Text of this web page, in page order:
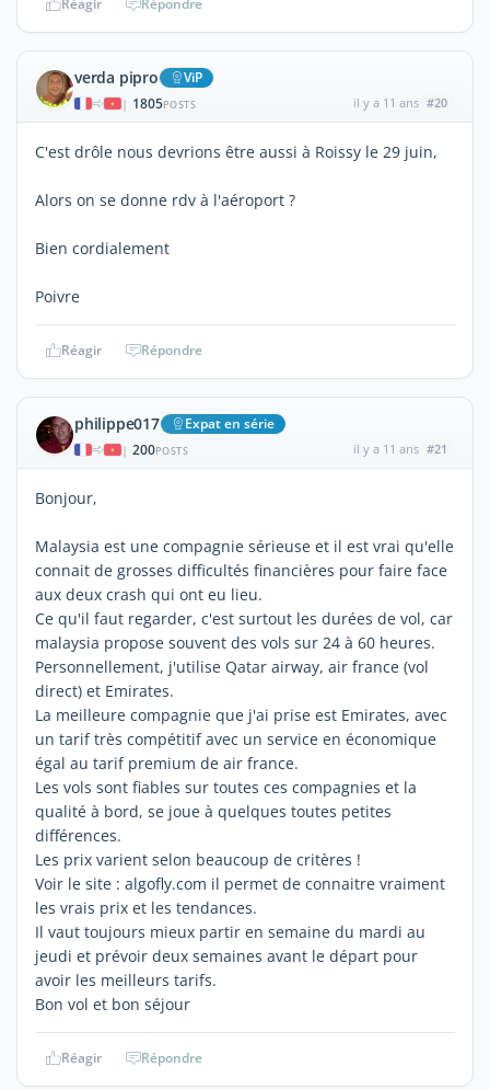
verda pipro ViP
| 1805POSTS il y a 11 ans #20
C'est drôle nous devrions être aussi à Roissy le 29 juin,
Alors on se donne rdv à l'aéroport ?
Bien cordialement
Poivre
Réagir Répondre
philippe017 Expat en série
| 200POSTS il y a 11 ans #21
Bonjour,
Malaysia est une compagnie sérieuse et il est vrai qu'elle
connait de grosses difficultés financières pour faire face
aux deux crash qui ont eu lieu.
Ce qu'il faut regarder, c'est surtout les durées de vol, car
malaysia propose souvent des vols sur 24 à 60 heures.
Personnellement, j'utilise Qatar airway, air france (vol
direct) et Emirates.
La meilleure compagnie que j'ai prise est Emirates, avec
un tarif très compétitif avec un service en économique
égal au tarif premium de air france.
Les vols sont fiables sur toutes ces compagnies et la
qualité à bord, se joue à quelques toutes petites
différences.
Les prix varient selon beaucoup de critères !
Voir le site : algofly.com il permet de connaitre vraiment
les vrais prix et les tendances.
Il vaut toujours mieux partir en semaine du mardi au
jeudi et prévoir deux semaines avant le départ pour
avoir les meilleurs tarifs.
Bon vol et bon séjour
Réagir Répondre